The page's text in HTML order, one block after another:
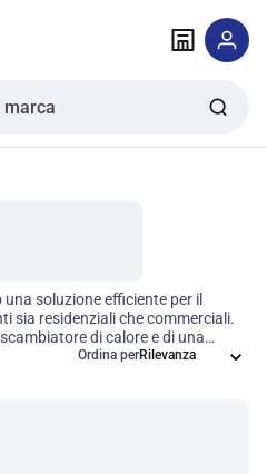
soluzione efficiente per il
sia residenziali che commerciali.
di calore e di una
la circolazione dell'aria,
Ordina per